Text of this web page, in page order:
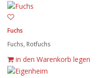
Fuchs
Fuchs, Rotfuchs
in den Warenkorb legen